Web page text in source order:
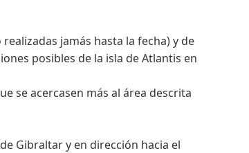
jamás hasta la fecha) y de
posibles de la isla de Atlantis en
se acercasen más al área descrita
Gibraltar y en dirección hacia el